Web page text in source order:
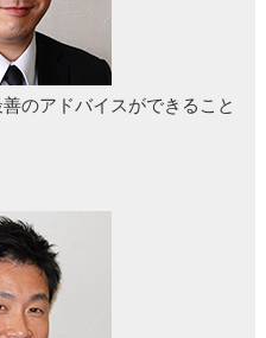
のアドバイスができること